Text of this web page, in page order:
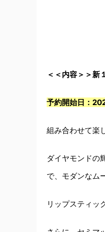
＜＜内容＞＞新
予約開始日：
組み合わせて楽
ダイヤモンドの
で、モダンなム
リップスティッ